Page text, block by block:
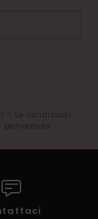
- Le condizioni